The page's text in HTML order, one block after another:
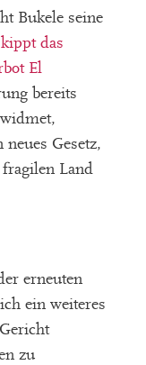
Bukele seine
kippt das
El
bereits
Gesetz,
Land
erneuten
ein weiteres
zu